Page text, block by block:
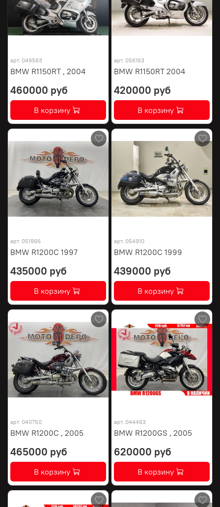
арт. 049563
BMW R1150RT , 2004
460000 руб
В корзину
арт. 056163
BMW R1150RT 2004
420000 руб
В корзину
арт. 051986
BMW R1200C 1997
435000 руб
В корзину
арт. 054910
BMW R1200C 1999
439000 руб
В корзину
арт. 040750
BMW R1200C , 2005
465000 руб
В корзину
арт. 044463
BMW R1200GS , 2005
620000 руб
В корзину